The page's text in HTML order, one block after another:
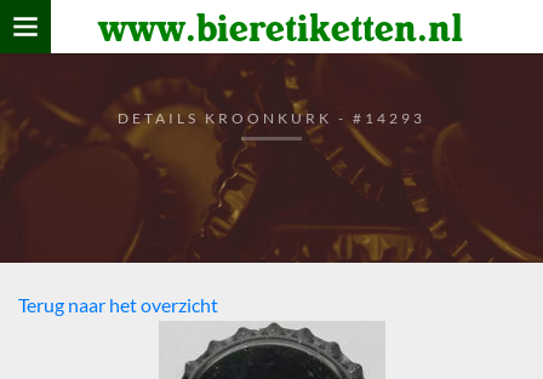
www.bieretiketten.nl
Home
De bierkaart
DETAILS KROONKURK - #14293
Terug naar het overzicht